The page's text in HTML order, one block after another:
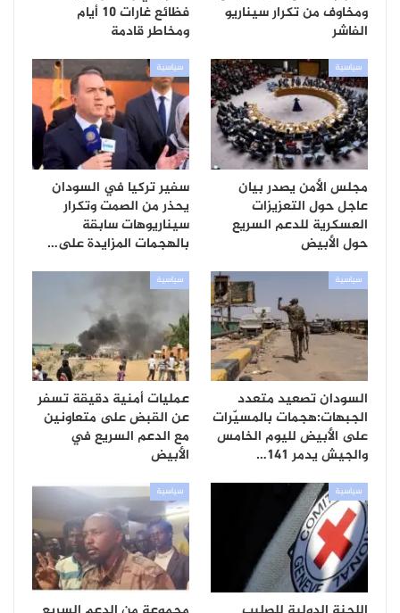
ومخاوف من تكرار سيناريو
الفاشر
فظائع غارات 10 أيام
ومخاطر قادمة
سياسية
مجلس الأمن يصدر بيان
عاجل حول التعزيزات
العسكرية للدعم السريع
حول الأبيض
سياسية
سفير تركيا في السودان
يحذر من الصمت وتكرار
سيناريوهات سابقة
بالهجمات المزايدة على…
سياسية
السودان تصعيد متعدد
الجبهات:هجمات بالمسيّرات
على الأبيض لليوم الخامس
والجيش يدمر 141…
سياسية
عمليات أمنية دقيقة تسفر
عن القبض على متعاونين
مع الدعم السريع في
الأبيض
سياسية سياسية